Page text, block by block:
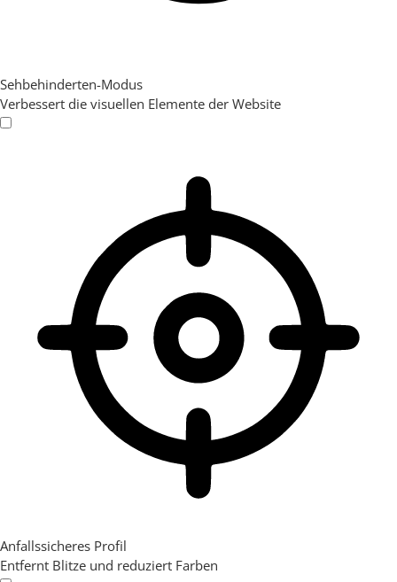
Sehbehinderten-Modus
Verbessert die visuellen Elemente der Website
Anfallssicheres Profil
Entfernt Blitze und reduziert Farben